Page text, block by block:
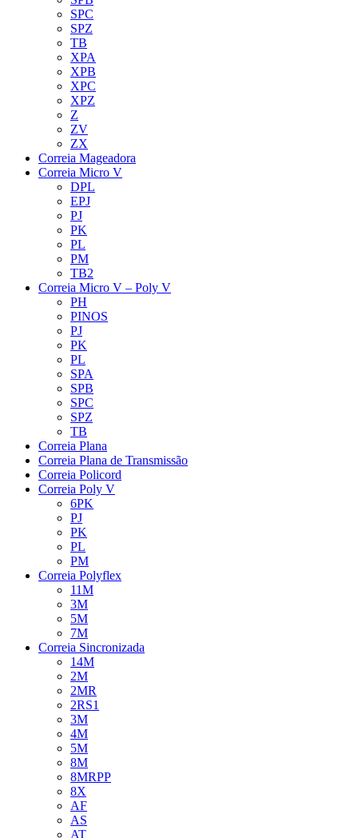
SPC
SPZ
TB
XPA
XPB
XPC
XPZ
Z
ZV
ZX
Correia Mageadora
Correia Micro V
DPL
EPJ
PJ
PK
PL
PM
TB2
Correia Micro V – Poly V
PH
PINOS
PJ
PK
PL
SPA
SPB
SPC
SPZ
TB
Correia Plana
Correia Plana de Transmissão
Correia Policord
Correia Poly V
6PK
PJ
PK
PL
PM
Correia Polyflex
11M
3M
5M
7M
Correia Sincronizada
14M
2M
2MR
2RS1
3M
4M
5M
8M
8MRPP
8X
AF
AS
AT